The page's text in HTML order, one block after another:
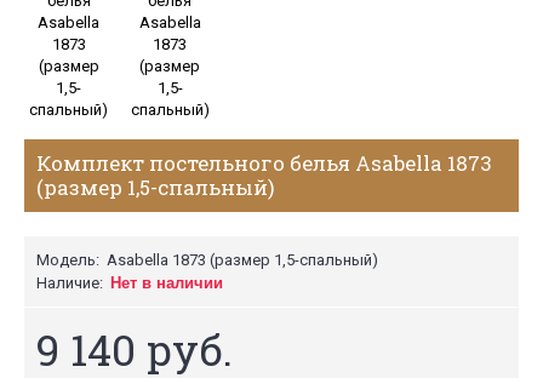
Комплект постельного белья Asabella 1873
(размер 1,5-спальный)
Модель: Asabella 1873 (размер 1,5-спальный)
Наличие: Нет в наличии
9 140 руб.